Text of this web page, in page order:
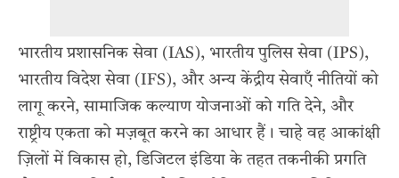
भारतीय प्रशासनिक सेवा (IAS), भारतीय पुलिस सेवा (IPS),
भारतीय विदेश सेवा (IFS), और अन्य केंद्रीय सेवाएँ नीतियों को
लागू करने, सामाजिक कल्याण योजनाओं को गति देने, और
राष्ट्रीय एकता को मज़बूत करने का आधार हैं। चाहे वह आकांक्षी
ज़िलों में विकास हो, डिजिटल इंडिया के तहत तकनीकी प्रगति